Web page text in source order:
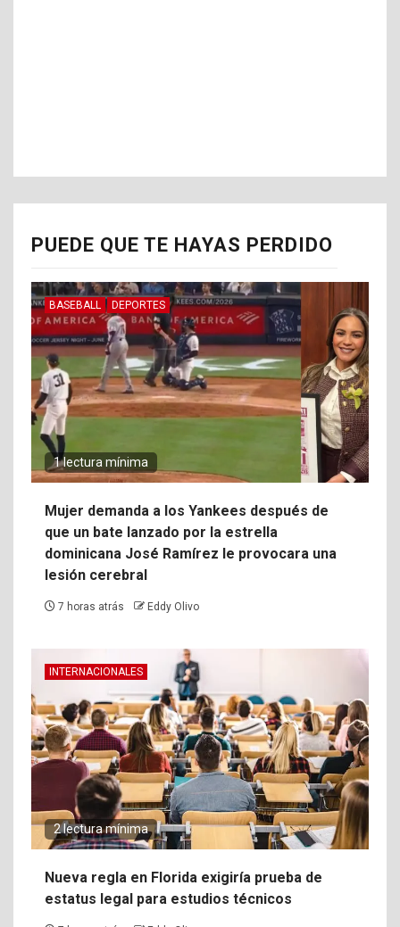
PUEDE QUE TE HAYAS PERDIDO
BASEBALL DEPORTES
1 lectura mínima
Mujer demanda a los Yankees después de
que un bate lanzado por la estrella
dominicana José Ramírez le provocara una
lesión cerebral
7 horas atrás Eddy Olivo
INTERNACIONALES
2 lectura mínima
Nueva regla en Florida exigiría prueba de
estatus legal para estudios técnicos